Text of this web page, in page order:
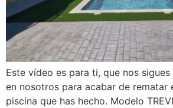
Este vídeo es para ti, que nos
en nosotros para acabar de rematar
piscina que has hecho. Modelo